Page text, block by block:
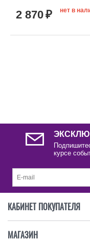
2 870₽ нет в
курсе
КАБИНЕТ ПОКУПАТЕЛЯ
МАГАЗИН